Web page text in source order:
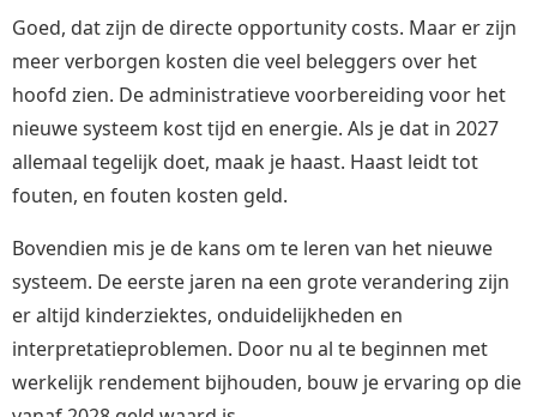
Goed, dat zijn de directe opportunity costs. Maar er zijn
meer verborgen kosten die veel beleggers over het
hoofd zien. De administratieve voorbereiding voor het
nieuwe systeem kost tijd en energie. Als je dat in 2027
allemaal tegelijk doet, maak je haast. Haast leidt tot
fouten, en fouten kosten geld.
Bovendien mis je de kans om te leren van het nieuwe
systeem. De eerste jaren na een grote verandering zijn
er altijd kinderziektes, onduidelijkheden en
interpretatieproblemen. Door nu al te beginnen met
werkelijk rendement bijhouden, bouw je ervaring op die